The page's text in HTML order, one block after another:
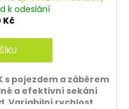
k odeslání
Kč
s pojezdem a záběrem
a efektivní sekání
Variabilní rychlost